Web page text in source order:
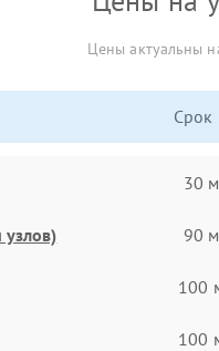
Цены актуальны
Срок
30
90
100
100